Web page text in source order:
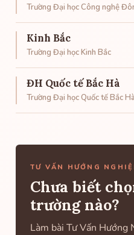
Trường Đại học Công nghệ
Kinh Bắc
Trường Đại học Kinh Bắc
ĐH Quốc tế Bắc Hà
Trường Đại học Quốc tế Bắc Hà
TƯ VẤN HƯỚNG
Chưa biết
trường nào?
Làm bài Tư Vấn